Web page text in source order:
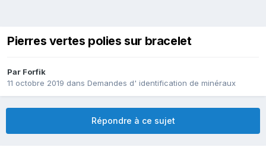
Pierres vertes polies sur bracelet
Par Forfik
11 octobre 2019 dans Demandes d' identification de minéraux
Répondre à ce sujet